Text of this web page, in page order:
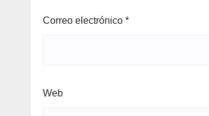
Correo electrónico *
Web